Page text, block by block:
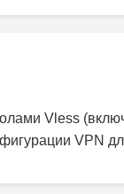
Vless
VPN